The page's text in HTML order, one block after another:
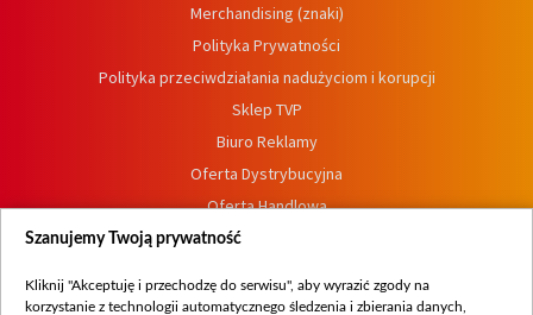
Merchandising (znaki)
Polityka Prywatności
Polityka przeciwdziałania nadużyciom i korupcji
Sklep TVP
Biuro Reklamy
Oferta Dystrybucyjna
Oferta Handlowa
Dostępność
Procedura zgłoszeń wewnętrznych
Szanujemy Twoją prywatność
Kliknij "Akceptuję i przechodzę do serwisu", aby wyrazić zgody na
korzystanie z technologii automatycznego śledzenia i zbierania danych,